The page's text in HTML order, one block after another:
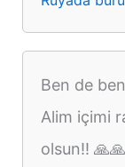
Ben de
Alim içimi
olsun!!